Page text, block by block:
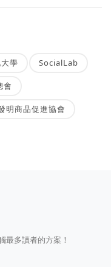
學 SocialLab
會
明商品促進協會
最多讀者的方案！